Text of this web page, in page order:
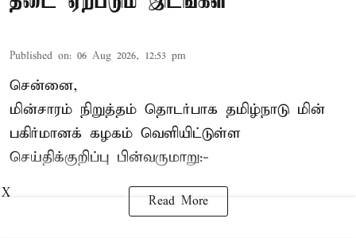
Published on: 06 Aug 2026, 12:53 pm
சென்னை,
மின்சாரம் நிறுத்தம் தொடர்பாக தமிழ்நாடு மின்
பகிர்மானக் கழகம் வெளியிட்டுள்ள
செய்திக்குறிப்பு பின்வருமாறு:-
Read More
X